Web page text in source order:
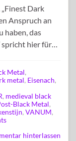
Dark
Anspruch an
haben, das
hier für…
Metal,
metal, Eisenach,
, medieval black
Black Metal,
, VANUM,
hinterlassen